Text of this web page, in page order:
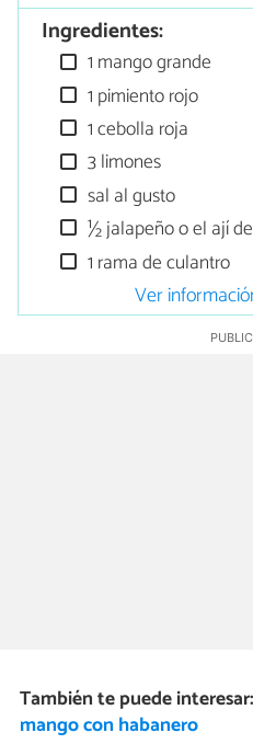
Ingredientes:
1 mango grande
1 pimiento rojo
1 cebolla roja
3 limones
sal al gusto
½ jalapeño o el ají
1 rama de culantro
Ver
También te puede interesar:
mango con habanero